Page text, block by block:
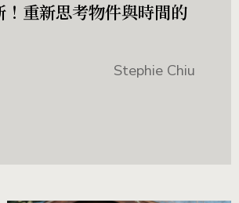
重新思考物件與時間的
Stephie Chiu